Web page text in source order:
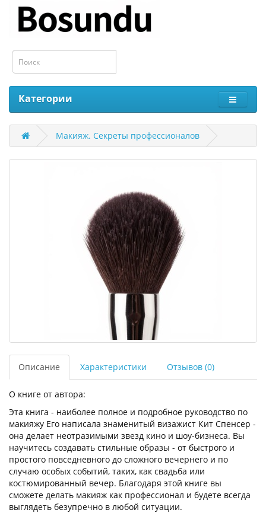
Категории
Макияж. Секреты профессионалов
Описание Характеристики Отзывов (0)
О книге от автора:
Эта книга - наиболее полное и подробное руководство по
макияжу Его написала знаменитый визажист Кит Спенсер -
она делает неотразимыми звезд кино и шоу-бизнеса. Вы
научитесь создавать стильные образы - от быстрого и
простого повседневного до сложного вечернего и по
случаю особых событий, таких, как свадьба или
костюмированный вечер. Благодаря этой книге вы
сможете делать макияж как профессионал и будете всегда
выглядеть безупречно в любой ситуации.